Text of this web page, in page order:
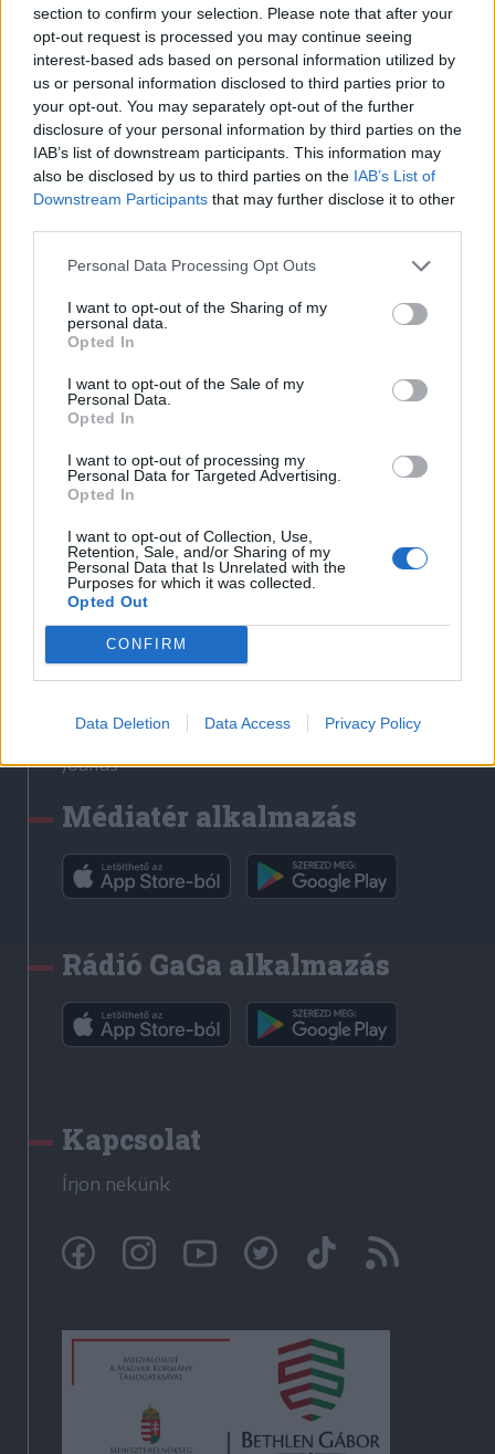
section to confirm your selection. Please note that after your
opt-out request is processed you may continue seeing
interest-based ads based on personal information utilized by
us or personal information disclosed to third parties prior to
your opt-out. You may separately opt-out of the further
disclosure of your personal information by third parties on the
IAB’s list of downstream participants. This information may
also be disclosed by us to third parties on the IAB’s List of
Downstream Participants that may further disclose it to other
Personal Data Processing Opt Outs
I want to opt-out of the Sharing of my
personal data.
Opted In
I want to opt-out of the Sale of my
Personal Data.
Opted In
I want to opt-out of processing my
Personal Data for Targeted Advertising.
Opted In
I want to opt-out of Collection, Use,
Retention, Sale, and/or Sharing of my
Personal Data that Is Unrelated with the
Purposes for which it was collected.
Opted Out
CONFIRM
Data Deletion Data Access Privacy Policy
Hasznos
Impresszum
Szerzői jogok
Adatvédelmi tájékoztató
Cookie-kezelési tájékoztató
Hozzászólási szabályzat
Nyomtatott lapjaink archívuma
Székely Hírmondó archívuma
Sütibeállítások
Médiatér
Liget
Krónika
Bihari Napló
Erdélyi Napló
Főtér
Rádió GaGa
Jóállás
Médiatér alkalmazás
Rádió GaGa alkalmazás
Kapcsolat
Írjon nekünk